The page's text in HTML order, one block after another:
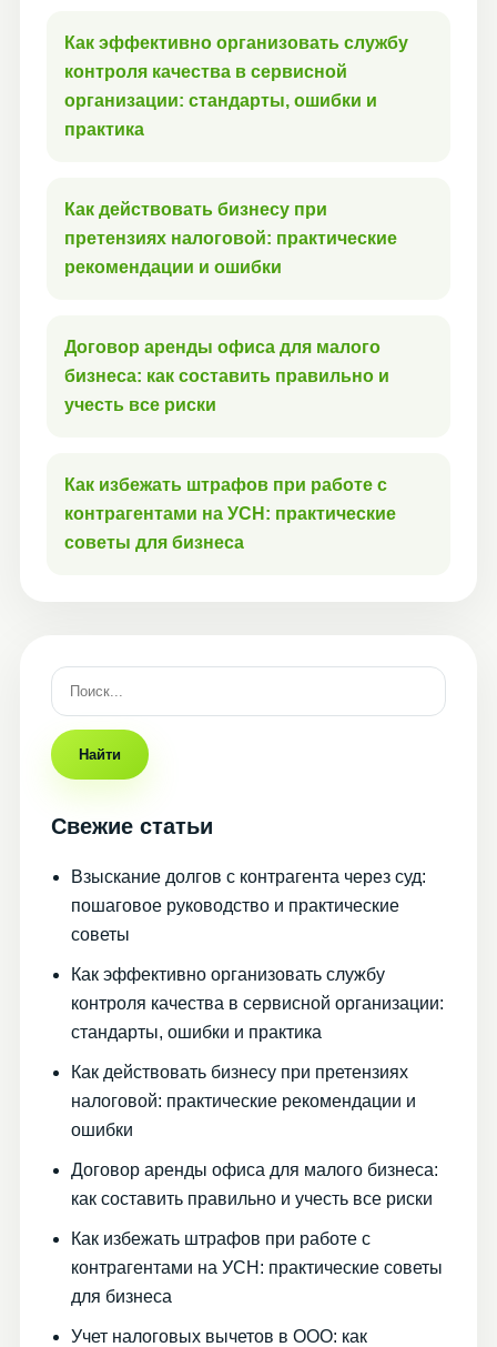
Как эффективно организовать службу
контроля качества в сервисной
организации: стандарты, ошибки и
практика
Как действовать бизнесу при
претензиях налоговой: практические
рекомендации и ошибки
Договор аренды офиса для малого
бизнеса: как составить правильно и
учесть все риски
Как избежать штрафов при работе с
контрагентами на УСН: практические
советы для бизнеса
Найти
Свежие статьи
Взыскание долгов с контрагента через суд:
пошаговое руководство и практические
советы
Как эффективно организовать службу
контроля качества в сервисной организации:
стандарты, ошибки и практика
Как действовать бизнесу при претензиях
налоговой: практические рекомендации и
ошибки
Договор аренды офиса для малого бизнеса:
как составить правильно и учесть все риски
Как избежать штрафов при работе с
контрагентами на УСН: практические советы
для бизнеса
Учет налоговых вычетов в ООО: как